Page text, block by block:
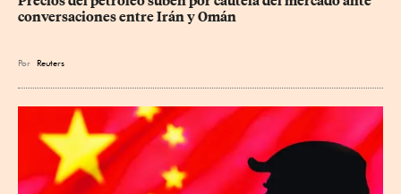
conversaciones entre Irán y Omán
Por Reuters